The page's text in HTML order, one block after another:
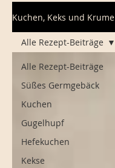
Kuchen, Keks und Krume
Alle Rezept-Beiträge
Süßes Germgebäck
Kuchen
Gugelhupf
Hefekuchen
Kekse
Alle Rezept-Beiträge